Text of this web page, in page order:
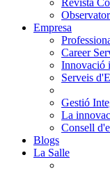
Revista
Empresa
Career
Innovació
Serveis
Gestió
La
Consell
Blogs
La Salle